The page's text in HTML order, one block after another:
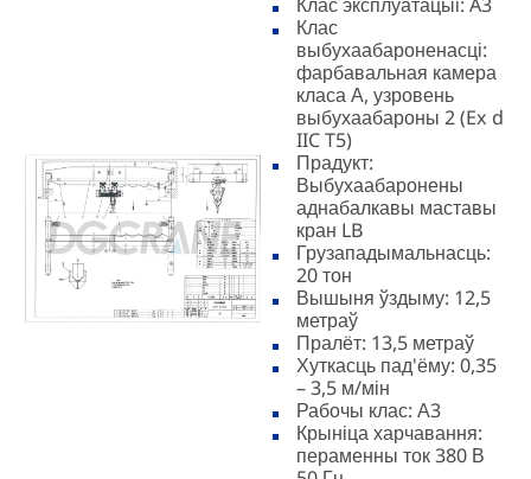
Клас
выбухаабароненасці:
фарбавальная камера
класа А, узровень
выбухаабароны 2 (Ex d
IIC T5)
Прадукт:
Выбухаабаронены
аднабалкавы маставы
кран LB
Грузападымальнасць:
20 тон
Вышыня ўздыму: 12,5
метраў
Пралёт: 13,5 метраў
Хуткасць пад'ёму: 0,35
– 3,5 м/мін
Рабочы клас: А3
Крыніца харчавання:
пераменны ток 380 В